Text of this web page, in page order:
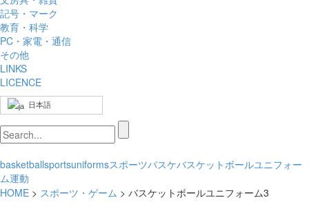
記号・マーク
教育・科学
PC・家電・通信
その他
LINKS
LICENCE
日本語
basketballsportsuniformsスポーツバスケバスケットボールユニフォー
ム運動
HOME > スポーツ・ゲーム > バスケットボールユニフォーム3